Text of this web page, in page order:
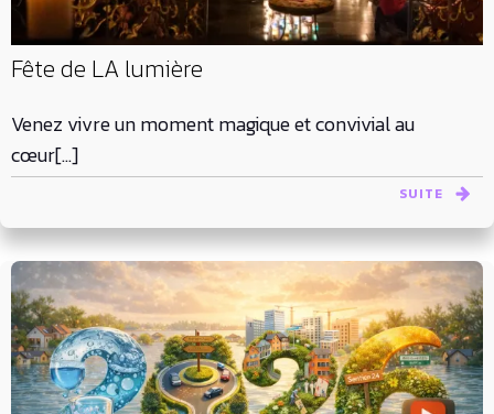
Fête de LA lumière
Venez vivre un moment magique et convivial au
cœur[…]
SUITE